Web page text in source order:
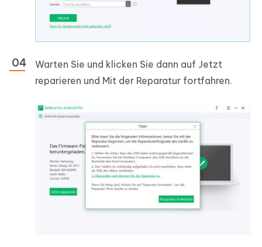
Warten Sie und klicken Sie dann auf Jetzt
reparieren und Mit der Reparatur fortfahren.